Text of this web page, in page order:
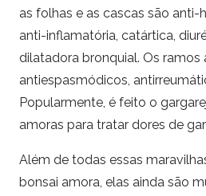
as folhas e as cascas são anti-
anti-inflamatória, catártica,
dilatadora bronquial. Os ramos
antiespasmódicos,
Popularmente, é feito o
amoras para tratar dores de
Além de todas essas
bonsai amora, elas ainda são